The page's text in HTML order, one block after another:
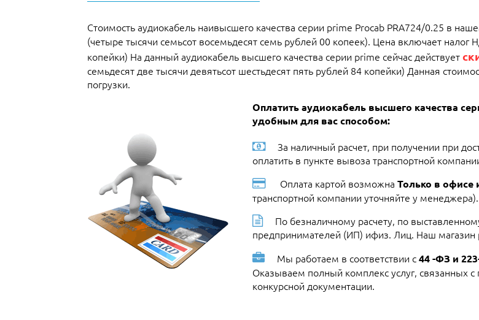
Стоимость аудиокабель наивысшего качества серии prime Procab PRA724/0.25 в
(четыре тысячи семьсот восемьдесят семь рублей 00 копеек). Цена включает налог
копейки) На данный аудиокабель высшего качества серии prime сейчас действует
семьдесят две тысячи девятьсот шестьдесят пять рублей 84 копейки) Данная
погрузки.
Оплатить аудиокабель высшего качества
удобным для вас способом:
За наличный расчет, при получении при
оплатить в пункте вывоза транспортной
Оплата картой возможна Только в офисе
транспортной компании уточняйте у менеджера).
По безналичному расчету, по
предпринимателей (ИП) ифиз. Лиц. Наш магазин
Мы работаем в соответствии с44 -ФЗ и
Оказываем полный комплекс услуг, связанных
конкурсной документации.